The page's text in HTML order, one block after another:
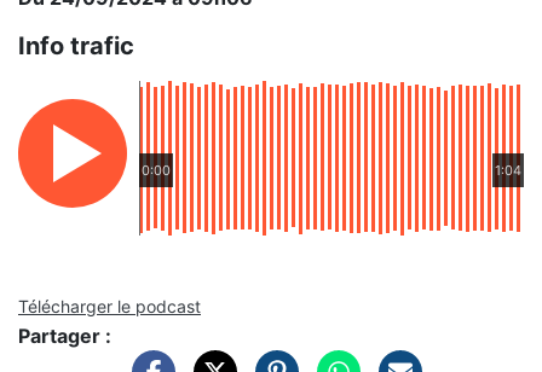
Info trafic
0:00 1:04
Télécharger le podcast
Partager :